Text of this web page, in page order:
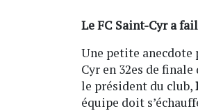
Le FC Saint-Cyr a
Une petite anecdote
Cyr en 32es de
le président du club,
équipe doit